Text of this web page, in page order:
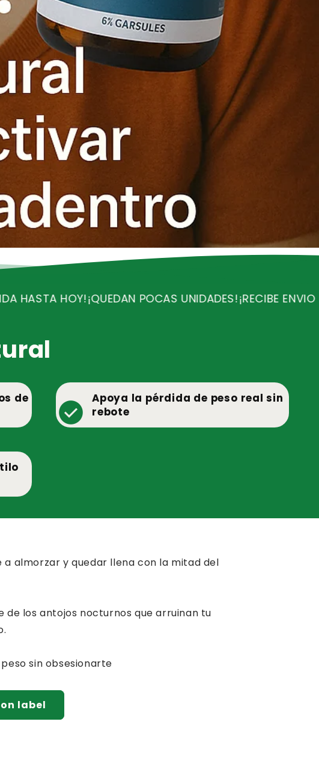
POCAS UNIDADES!¡RECIBE ENVIO GRATIS!¡OFERTA
de
check_circle
Apoya la pérdida de peso real sin
rebote
a almorzar y quedar llena con la mitad del
de los antojos nocturnos que arruinan tu
sin obsesionarte
label